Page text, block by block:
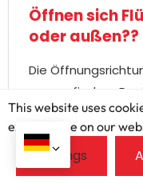
Öffnen sich
oder außen??
Die
geografischen
außen):Die
This website uses
exprerience on our